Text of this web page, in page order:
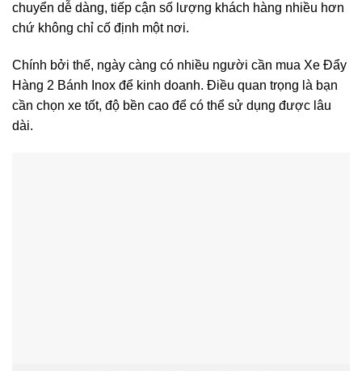
chuyển dễ dàng, tiếp cận số lượng khách hàng nhiều hơn
chứ không chỉ cố định một nơi.
Chính bởi thế, ngày càng có nhiều người cần mua Xe Đẩy
Hàng 2 Bánh Inox để kinh doanh. Điều quan trọng là bạn
cần chọn xe tốt, độ bền cao để có thể sử dụng được lâu
dài.